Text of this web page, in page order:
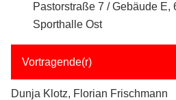
Pastorstraße 7 / Gebäude E,
Sporthalle Ost
Vortragende(r)
Dunja Klotz, Florian Frischmann